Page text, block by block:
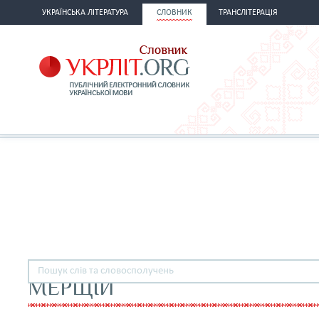
УКРАЇНСЬКА ЛІТЕРАТУРА СЛОВНИК ТРАНСЛІТЕРАЦІЯ
МЕРЩІЙ